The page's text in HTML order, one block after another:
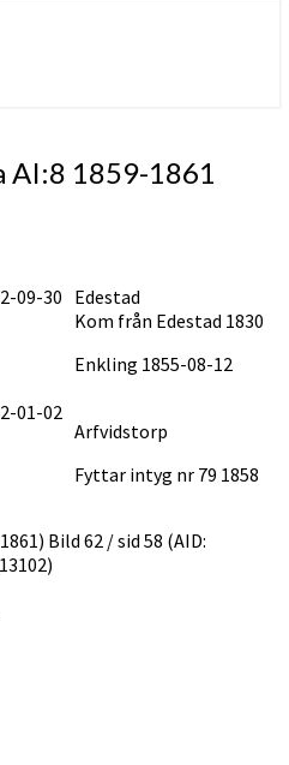
AI:8 1859-1861
09-30 Edestad
Kom från Edestad 1830
Enkling 1855-08-12
01-02
Arfvidstorp
Fyttar intyg nr 79 1858
Bild 62 / sid 58 (AID: